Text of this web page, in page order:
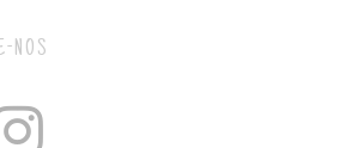
NOS